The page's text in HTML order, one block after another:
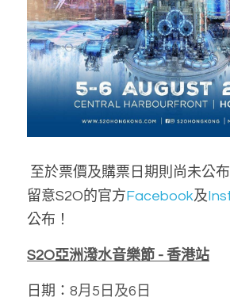
留意S2O的官方Facebook及
公布！
S2O亞洲潑水音樂節 - 香港站
日期： 8月5日及6日